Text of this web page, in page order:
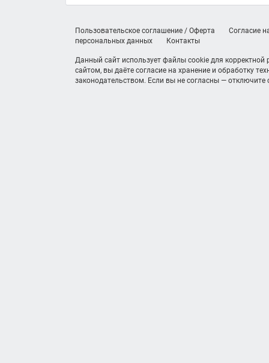
Пользовательское соглашение / Оферта
Согласие
персональных данных
Контакты
Данный сайт использует файлы cookie для
сайтом, вы даёте согласие на хранение и обработку
законодательством. Если вы не согласны — отключите